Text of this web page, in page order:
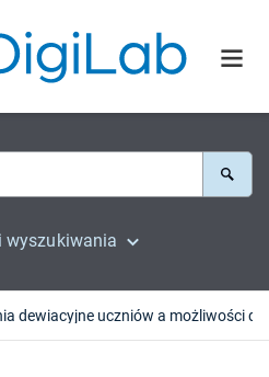
wyszukiwania